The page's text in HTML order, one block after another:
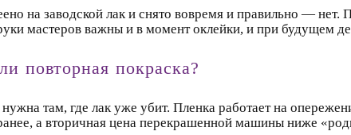
на заводской лак и снято вовремя и правильно —
мастеров важны и в момент оклейки, и при будущем
повторная покраска?
там, где лак уже убит. Пленка работает на
а вторичная цена перекрашенной машины ниже